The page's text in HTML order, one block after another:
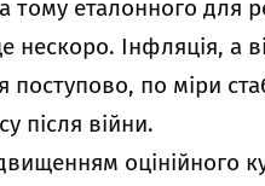
тому еталонного для
нескоро. Інфляція, а
поступово, по міри
після війни.
оцінійного